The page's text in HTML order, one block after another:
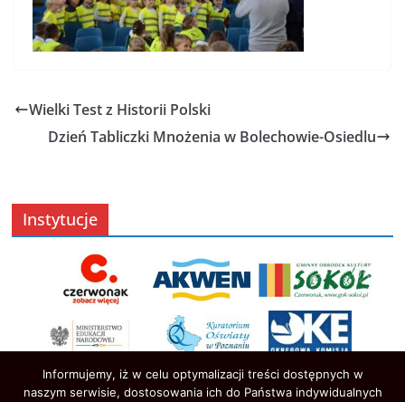
Wielki Test z Historii Polski
Dzień Tabliczki Mnożenia w Bolechowie-Osiedlu
Instytucje
Informujemy, iż w celu optymalizacji treści dostępnych w
naszym serwisie, dostosowania ich do Państwa indywidualnych